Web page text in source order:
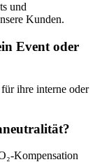
und
Kunden.
Event oder
ihre interne oder
Kompensation